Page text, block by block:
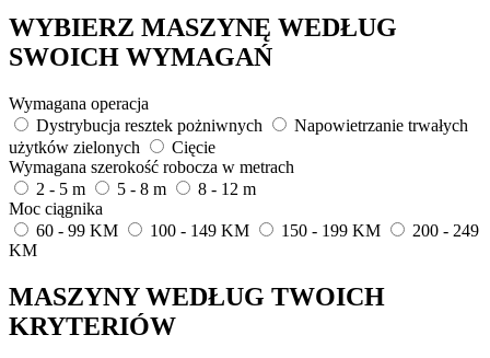
WYBIERZ MASZYNĘ WEDŁUG
SWOICH WYMAGAŃ
Wymagana operacja
Dystrybucja resztek pożniwnych
Napowietrzanie trwałych
użytków zielonych
Cięcie
Wymagana szerokość robocza w metrach
2 - 5 m
5 - 8 m
8 - 12 m
Moc ciągnika
60 - 99 KM
100 - 149 KM 150 - 199 KM
200 - 249
KM
MASZYNY WEDŁUG TWOICH
KRYTERIÓW